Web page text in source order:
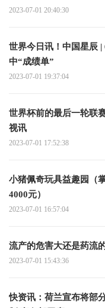
2023-07-01 20:40:30
世界今日讯！中国星辰 | 6个月28项 中国
中“成绩单”
2023-07-01 19:37:04
世界杯前的最后一轮联
视讯
2023-07-01 17:52:38
小猪佩奇玩具益趣园（
4000元）
2023-07-01 16:57:04
流产的危害大还是药流
2023-07-01 15:43:36
快资讯：荷兰宣布将部